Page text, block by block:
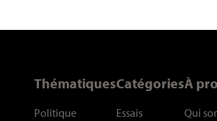
Thématiques
Politique
Catégories
Essais
À
Qui